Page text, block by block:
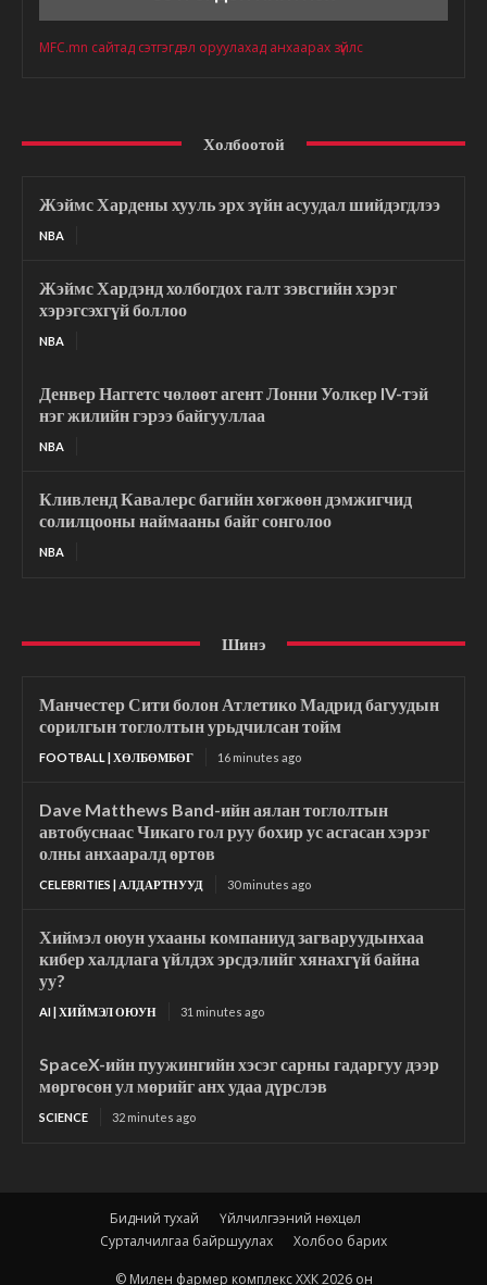
MFC.mn сайтад сэтгэгдэл оруулахад анхаарах зүйлс
Холбоотой
Жэймс Хардены хууль эрх зүйн асуудал шийдэгдлээ
NBA
Жэймс Хардэнд холбогдох галт зэвсгийн хэрэг
хэрэгсэхгүй боллоо
NBA
Денвер Наггетс чөлөөт агент Лонни Уолкер IV-тэй
нэг жилийн гэрээ байгууллаа
NBA
Кливленд Кавалерс багийн хөгжөөн дэмжигчид
солилцооны наймааны байг сонголоо
NBA
Шинэ
Манчестер Сити болон Атлетико Мадрид багуудын
сорилгын тоглолтын урьдчилсан тойм
FOOTBALL | ХӨЛБӨМБӨГ 16 minutes ago
Dave Matthews Band-ийн аялан тоглолтын
автобуснаас Чикаго гол руу бохир ус асгасан хэрэг
олны анхааралд өртөв
CELEBRITIES | АЛДАРТНУУД 30 minutes ago
Хиймэл оюун ухааны компаниуд загваруудынхаа
кибер халдлага үйлдэх эрсдэлийг хянахгүй байна
уу?
AI | ХИЙМЭЛ ОЮУН 31 minutes ago
SpaceX-ийн пуужингийн хэсэг сарны гадаргуу дээр
мөргөсөн ул мөрийг анх удаа дүрслэв
SCIENCE 32 minutes ago
Бидний тухай
Үйлчилгээний нөхцөл
Сурталчилгаа байршуулах
Холбоо барих
© Милен фармер комплекс ХХК 2026 он